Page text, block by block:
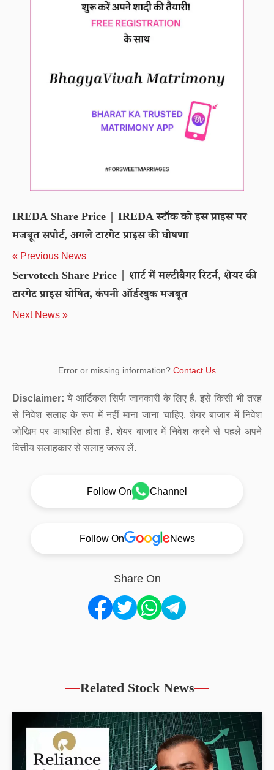
IREDA Share Price | IREDA स्टॉक को इस प्राइस पर
मजबूत सपोर्ट, अगले टारगेट प्राइस की घोषणा
« Previous News
Servotech Share Price | शार्ट में मल्टीबैगर रिटर्न, शेयर की
टारगेट प्राइस घोषित, कंपनी ऑर्डरबुक मजबूत
Next News »
Error or missing information? Contact Us
Disclaimer: ये आर्टिकल सिर्फ जानकारी के लिए है. इसे किसी भी तरह
से निवेश सलाह के रूप में नहीं माना जाना चाहिए. शेयर बाजार में निवेश
जोखिम पर आधारित होता है. शेयर बाजार में निवेश करने से पहले अपने
वित्तीय सलाहकार से सलाह जरूर लें.
Follow On Channel
Follow On News
Share On
Related Stock News